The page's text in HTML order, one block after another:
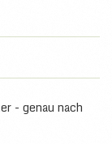
- genau nach